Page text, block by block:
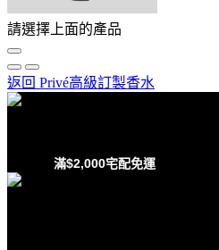
請選擇上面的產品
返回 Privé高級訂製香水
滿$2,000宅配免運